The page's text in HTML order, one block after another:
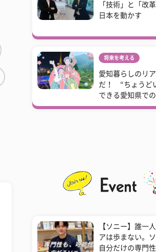
「技術」と「改
日本を動かす
将来を考える
愛知暮らしのリ
だ！ “ちょうど
できる愛知県での
【ソニー】誰一
アは歩まない。
自分だけの専門